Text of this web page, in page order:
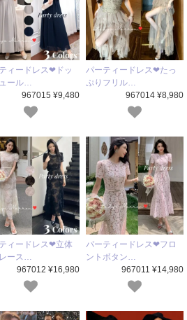
ィードレス❤ドッ
ール…
967015 ¥9,480
パーティードレス❤たっ
ぷりフリル…
967014 ¥8,980
ィードレス❤立体
ース…
967012 ¥16,980
パーティードレス❤フロ
ントボタン…
967011 ¥14,980